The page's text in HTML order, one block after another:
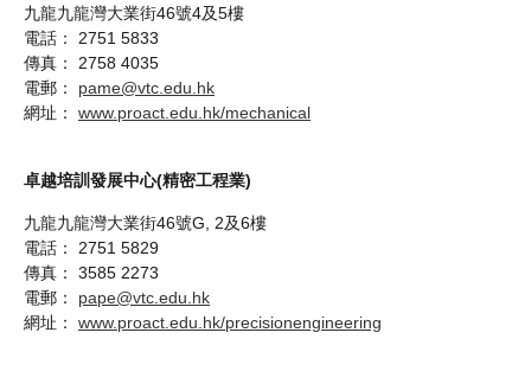
九龍九龍灣大業街46號4及5樓
電話： 2751 5833
傳真： 2758 4035
電郵： pame@vtc.edu.hk
網址： www.proact.edu.hk/mechanical
卓越培訓發展中心(精密工程業)
九龍九龍灣大業街46號G, 2及6樓
電話： 2751 5829
傳真： 3585 2273
電郵： pape@vtc.edu.hk
網址： www.proact.edu.hk/precisionengineering